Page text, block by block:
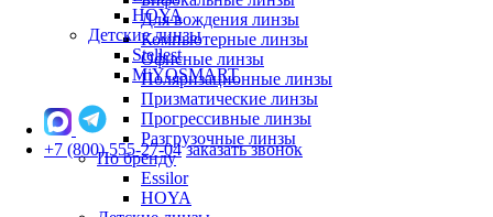
Для вождения линзы
Компьютерные линзы
Офисные линзы
Поляризационные линзы
Призматические линзы
Прогрессивные линзы
Разгрузочные линзы
По бренду
Essilor
HOYA
HOYA
Детские линзы
Stellest
MiYOSMART
+7 (800) 555-27-04 заказать звонок